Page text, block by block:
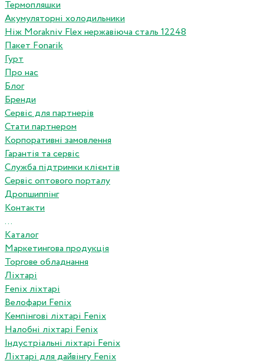
Термопляшки
Акумуляторні холодильники
Ніж Morakniv Flex нержавіюча сталь 12248
Пакет Fonarik
Гурт
Про нас
Блог
Бренди
Сервіс для партнерів
Стати партнером
Корпоративні замовлення
Гарантія та сервіс
Служба підтримки клієнтів
Сервіс оптового порталу
Дропшиппінг
Контакти
...
Каталог
Маркетингова продукція
Торгове обладнання
Ліхтарі
Fenix ліхтарі
Велофари Fenix
Кемпінгові ліхтарі Fenix
Налобні ліхтарі Fenix
Індустріальні ліхтарі Fenix
Ліхтарі для дайвінгу Fenix